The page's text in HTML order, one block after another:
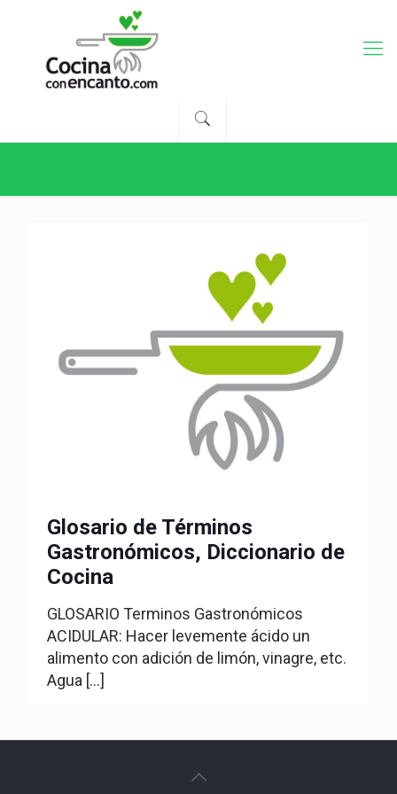
Glosario de Términos
Gastronómicos, Diccionario de
Cocina
GLOSARIO Terminos Gastronómicos
ACIDULAR: Hacer levemente ácido un
alimento con adición de limón, vinagre, etc.
Agua […]